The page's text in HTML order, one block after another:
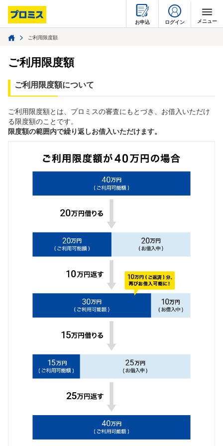
お申込 ログイン メニュー
はじめて利用する
借りるとき
返すとき
疑問・不安を解消する
ご利用限度額
ご利用限度額
ご利用限度額について
ご利用限度額とは、プロミスの審査にもとづき、お借入いただけ
る限度額のことです。
限度額の範囲内で繰り返しお借入いただけます。